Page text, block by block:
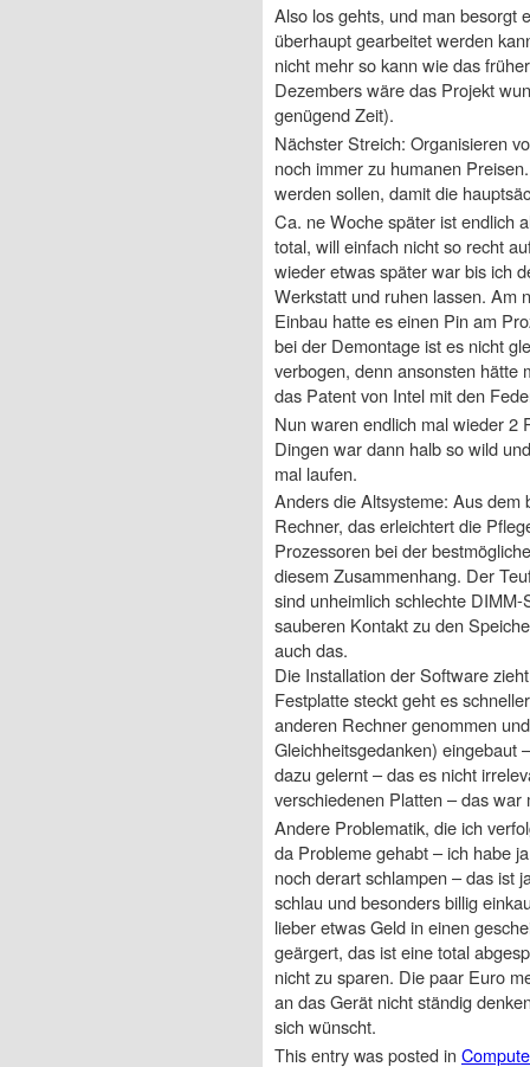
Also los gehts, und man besorgt
überhaupt gearbeitet werden
nicht mehr so kann wie das
Dezembers wäre das Projekt
genügend Zeit).
Nächster Streich: Organisieren
noch immer zu humanen
werden sollen, damit die
Ca. ne Woche später ist endlich
total, will einfach nicht so recht
wieder etwas später war bis ich
Werkstatt und ruhen lassen. Am
Einbau hatte es einen Pin am
bei der Demontage ist es nicht
verbogen, denn ansonsten hätte
das Patent von Intel mit den
Nun waren endlich mal wieder 2
Dingen war dann halb so wild
mal laufen.
Anders die Altsysteme: Aus dem
Rechner, das erleichtert die
Prozessoren bei der
diesem Zusammenhang. Der
sind unheimlich schlechte
sauberen Kontakt zu den
auch das.
Die Installation der Software
Festplatte steckt geht es
anderen Rechner genommen
Gleichheitsgedanken) eingebaut
dazu gelernt – das es nicht
verschiedenen Platten – das
Andere Problematik, die ich
da Probleme gehabt – ich habe
noch derart schlampen – das ist
schlau und besonders billig
lieber etwas Geld in einen
geärgert, das ist eine total
nicht zu sparen. Die paar Euro
an das Gerät nicht ständig
sich wünscht.
This entry was posted in